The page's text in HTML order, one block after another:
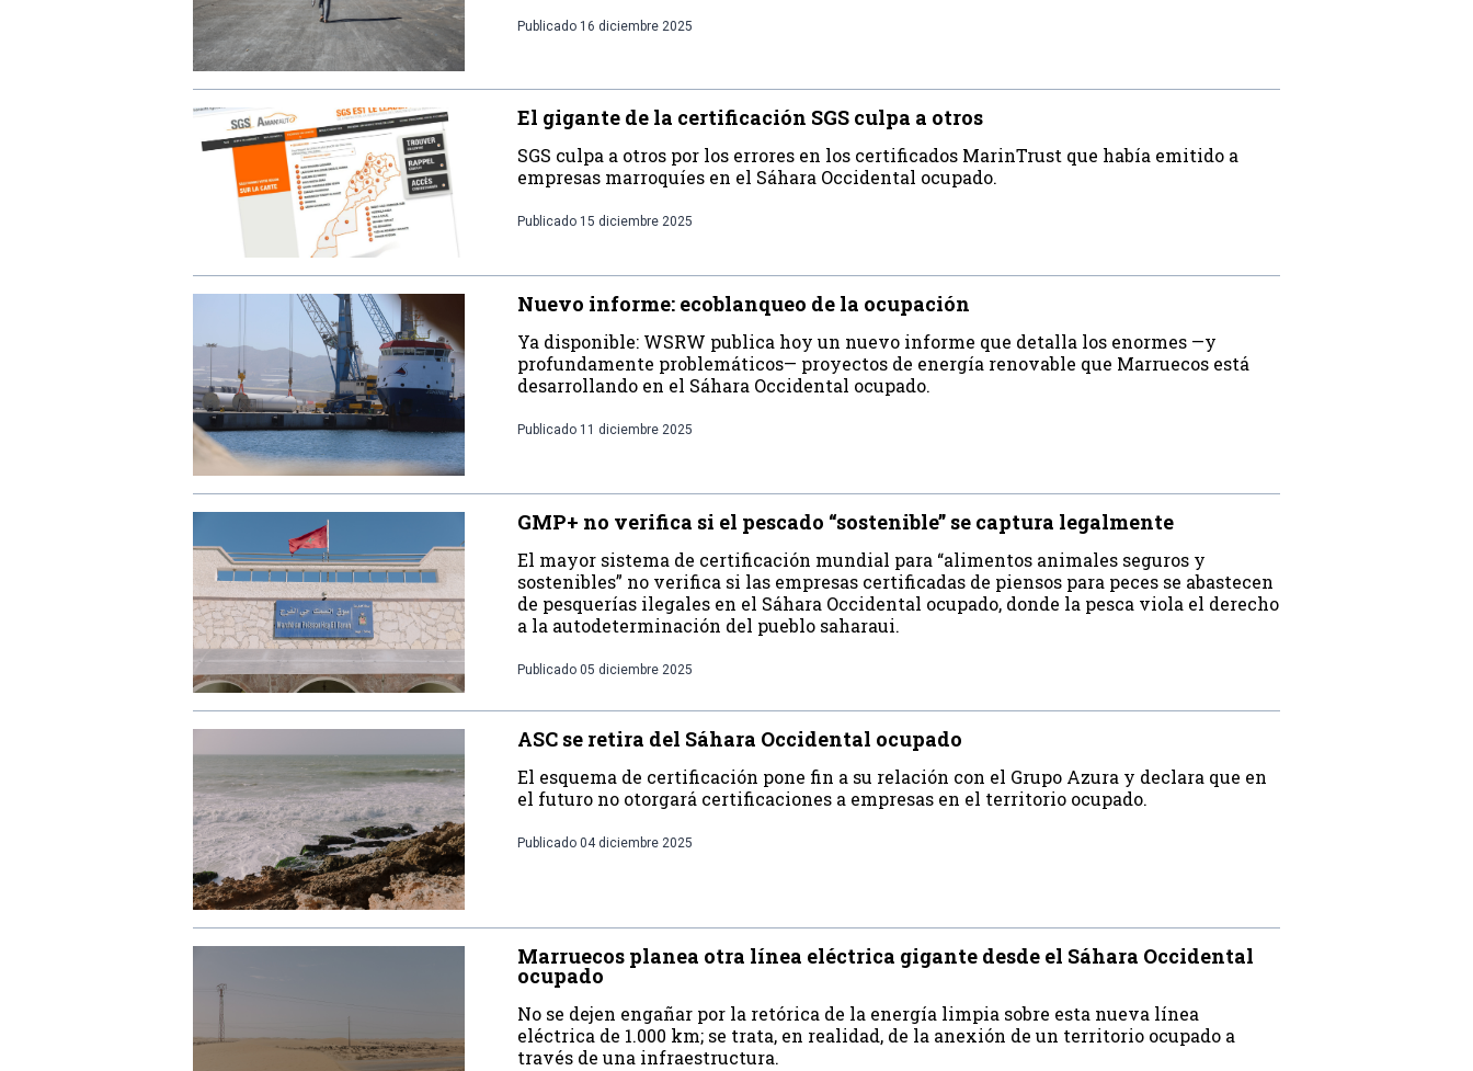
Publicado 16 diciembre 2025
El gigante de la certificación SGS culpa a otros
SGS culpa a otros por los errores en los certificados MarinTrust que había emitido a
empresas marroquíes en el Sáhara Occidental ocupado.
Publicado 15 diciembre 2025
Nuevo informe: ecoblanqueo de la ocupación
Ya disponible: WSRW publica hoy un nuevo informe que detalla los enormes —y
profundamente problemáticos— proyectos de energía renovable que Marruecos está
desarrollando en el Sáhara Occidental ocupado.
Publicado 11 diciembre 2025
GMP+ no verifica si el pescado “sostenible” se captura legalmente
El mayor sistema de certificación mundial para “alimentos animales seguros y
sostenibles” no verifica si las empresas certificadas de piensos para peces se abastecen
de pesquerías ilegales en el Sáhara Occidental ocupado, donde la pesca viola el derecho
a la autodeterminación del pueblo saharaui.
Publicado 05 diciembre 2025
ASC se retira del Sáhara Occidental ocupado
El esquema de certificación pone fin a su relación con el Grupo Azura y declara que en
el futuro no otorgará certificaciones a empresas en el territorio ocupado.
Publicado 04 diciembre 2025
Marruecos planea otra línea eléctrica gigante desde el Sáhara Occidental
ocupado
No se dejen engañar por la retórica de la energía limpia sobre esta nueva línea
eléctrica de 1.000 km; se trata, en realidad, de la anexión de un territorio ocupado a
través de una infraestructura.